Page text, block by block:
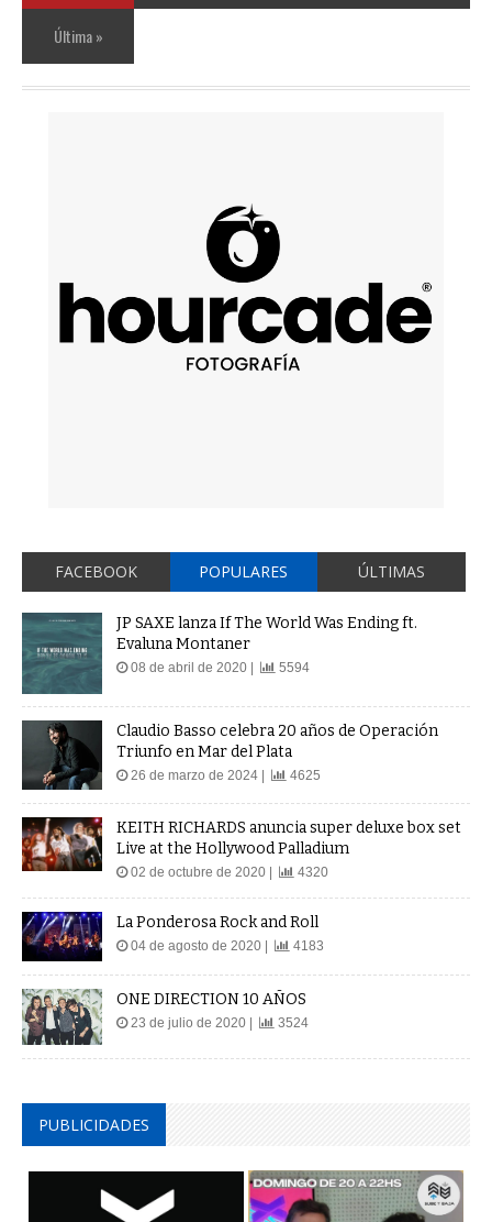
Última »
FACEBOOK POPULARES ÚLTIMAS
JP SAXE lanza If The World Was Ending ft.
Evaluna Montaner
08 de abril de 2020 | 5594
Claudio Basso celebra 20 años de Operación
Triunfo en Mar del Plata
26 de marzo de 2024 | 4625
KEITH RICHARDS anuncia super deluxe box set
Live at the Hollywood Palladium
02 de octubre de 2020 | 4320
La Ponderosa Rock and Roll
04 de agosto de 2020 | 4183
ONE DIRECTION 10 AÑOS
23 de julio de 2020 | 3524
PUBLICIDADES